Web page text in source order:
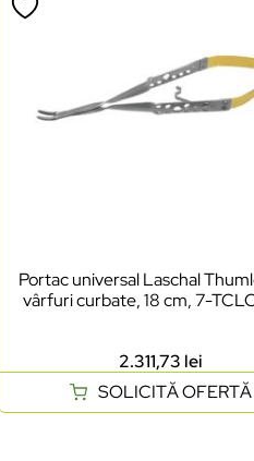
Portac universal Laschal
vârfuri curbate, 18 cm, 7-
2.311,73 lei
SOLICITĂ OFERTĂ